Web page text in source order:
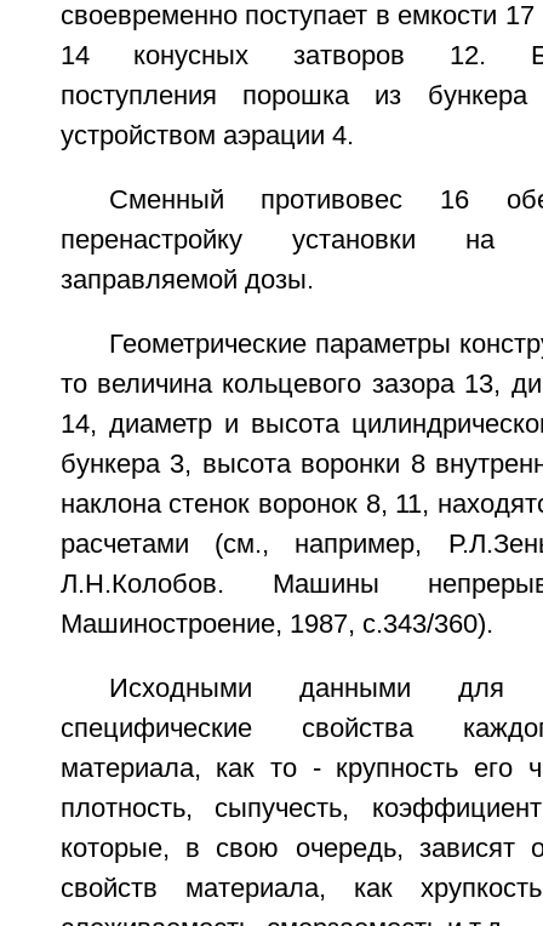
своевременно поступает в емкости
14 конусных затворов 12.
поступления порошка из
устройством аэрации 4.
Сменный противовес 16
перенастройку установки на
заправляемой дозы.
Геометрические параметры
то величина кольцевого зазора 13,
14, диаметр и высота
бункера 3, высота воронки 8
наклона стенок воронок 8, 11,
расчетами (см., например,
Л.Н.Колобов. Машины
Машиностроение, 1987, с.343/360).
Исходными данными для
специфические свойства
материала, как то - крупность его
плотность, сыпучесть,
которые, в свою очередь, зависят
свойств материала, как